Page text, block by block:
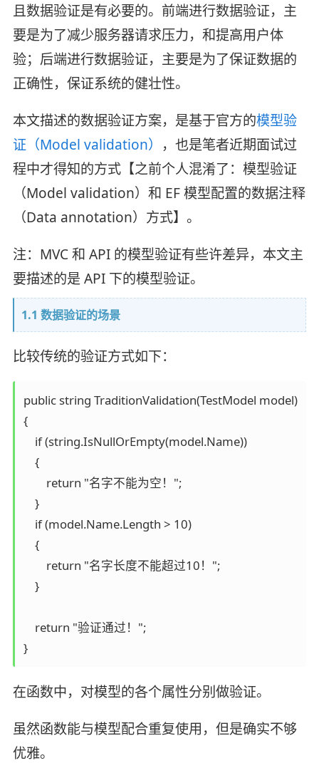
且数据验证是有必要的。前端进行数据验证，主
要是为了减少服务器请求压力，和提高用户体
验；后端进行数据验证，主要是为了保证数据的
正确性，保证系统的健壮性。
本文描述的数据验证方案，是基于官方的模型验
证（Model validation）
，也是笔者近期面试过
程中才得知的方式【之前个人混淆了：模型验证
（Model validation）和 EF 模型配置的数据注释
（Data annotation）方式】。
注：MVC 和 API 的模型验证有些许差异，本文主
要描述的是 API 下的模型验证。
1.1 数据验证的场景
比较传统的验证方式如下：
public string TraditionValidation(TestModel model)
{
    if (string.IsNullOrEmpty(model.Name))
    {
        return "名字不能为空！";
    }
    if (model.Name.Length > 10)
    {
        return "名字长度不能超过10！";
    }
    return "验证通过！";
}
在函数中，对模型的各个属性分别做验证。
虽然函数能与模型配合重复使用，但是确实不够
优雅。